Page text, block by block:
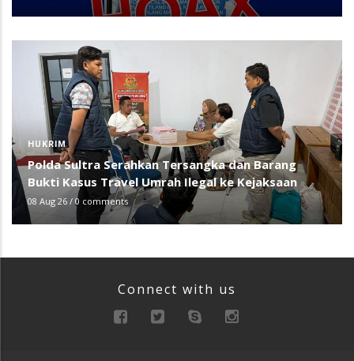
HUKRIM
Polda Sultra Serahkan Tersangka dan Barang
Bukti Kasus Travel Umrah Ilegal ke Kejaksaan
08 Aug 26 / 0 comments
Connect with us